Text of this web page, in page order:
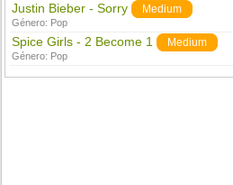
Justin Bieber - Sorry Medium
Género: Pop
Spice Girls - 2 Become 1 Medium
Género: Pop